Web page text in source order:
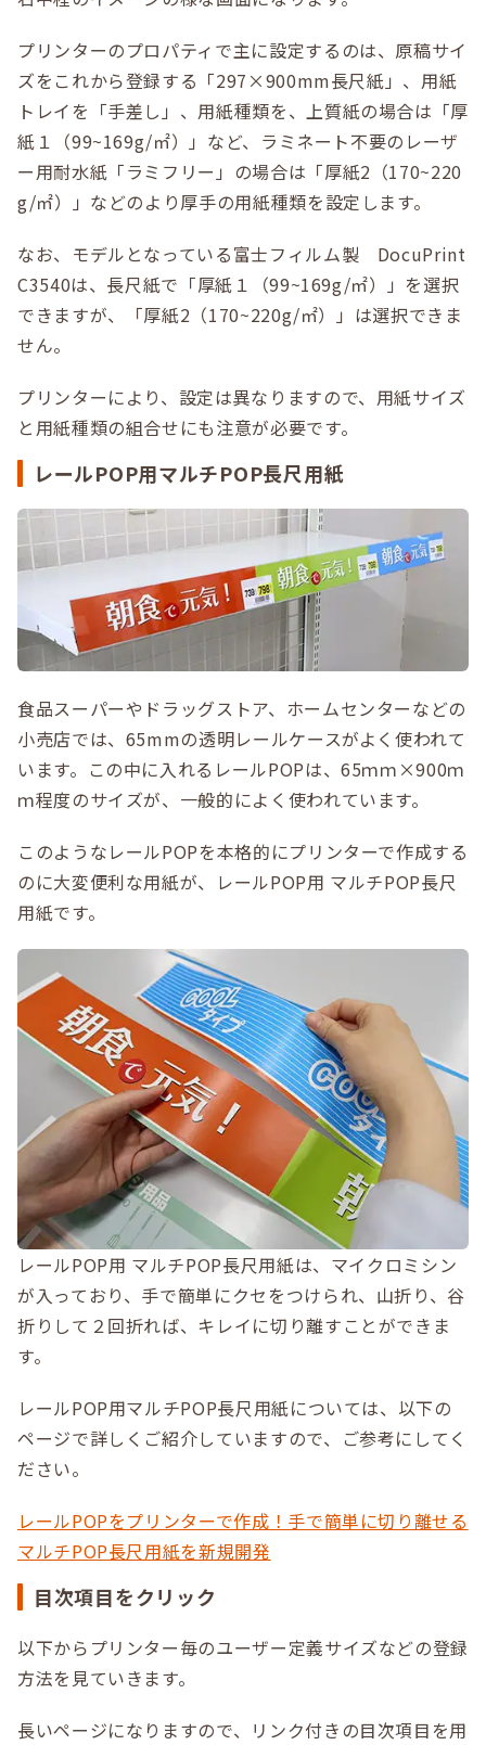
プリンターのプロパティで主に設定するのは、原稿サイ
ズをこれから登録する「297×900mm長尺紙」、用紙
トレイを「手差し」、用紙種類を、上質紙の場合は「厚
紙１（99~169g/㎡）」など、ラミネート不要のレーザ
ー用耐水紙「ラミフリー」の場合は「厚紙2（170~220
g/㎡）」などのより厚手の用紙種類を設定します。
なお、モデルとなっている富士フィルム製 DocuPrint
C3540は、長尺紙で「厚紙１（99~169g/㎡）」を選択
できますが、「厚紙2（170~220g/㎡）」は選択できま
せん。
プリンターにより、設定は異なりますので、用紙サイズ
と用紙種類の組合せにも注意が必要です。
レールPOP用マルチPOP長尺用紙
食品スーパーやドラッグストア、ホームセンターなどの
小売店では、65mmの透明レールケースがよく使われて
います。この中に入れるレールPOPは、65ｍｍ×900ｍ
ｍ程度のサイズが、一般的によく使われています。
このようなレールPOPを本格的にプリンターで作成する
のに大変便利な用紙が、レールPOP用 マルチPOP長尺
用紙です。
レールPOP用 マルチPOP長尺用紙は、マイクロミシン
が入っており、手で簡単にクセをつけられ、山折り、谷
折りして２回折れば、キレイに切り離すことができま
す。
レールPOP用マルチPOP長尺用紙については、以下の
ページで詳しくご紹介していますので、ご参考にしてく
ださい。
レールPOPをプリンターで作成！手で簡単に切り離せる
マルチPOP長尺用紙を新規開発
目次項目をクリック
以下からプリンター毎のユーザー定義サイズなどの登録
方法を見ていきます。
長いページになりますので、リンク付きの目次項目を用